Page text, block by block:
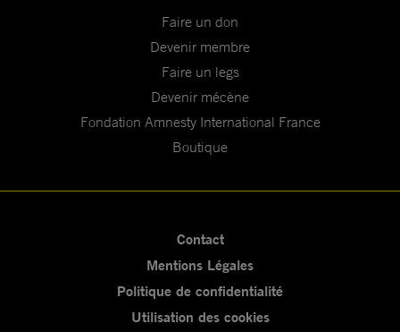
Faire un don
Devenir membre
Faire un legs
Devenir mécène
Fondation Amnesty International France
Boutique
Contact
Mentions Légales
Politique de confidentialité
Utilisation des cookies